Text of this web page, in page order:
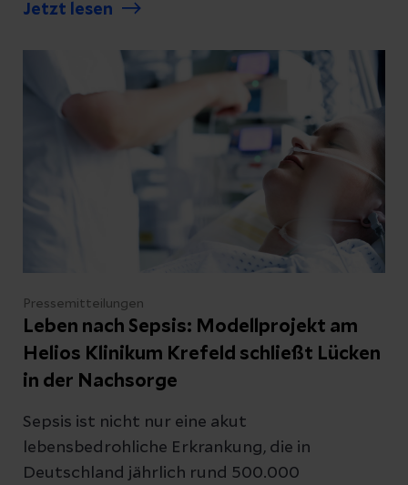
Jetzt lesen
Pressemitteilungen
Leben nach Sepsis: Modellprojekt am
Helios Klinikum Krefeld schließt Lücken
in der Nachsorge
Sepsis ist nicht nur eine akut
lebensbedrohliche Erkrankung, die in
Deutschland jährlich rund 500.000